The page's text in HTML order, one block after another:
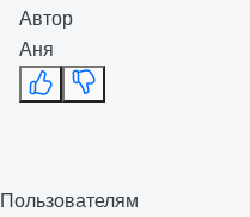
Автор
Аня
Пользователям